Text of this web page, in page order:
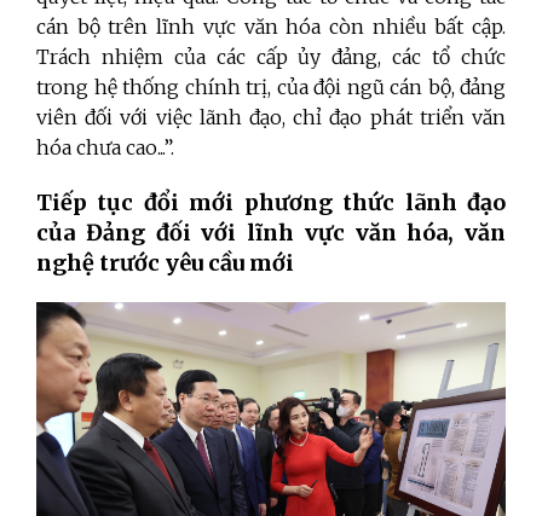
cán bộ trên lĩnh vực văn hóa còn nhiều bất cập.
Trách nhiệm của các cấp ủy đảng, các tổ chức
trong hệ thống chính trị, của đội ngũ cán bộ, đảng
viên đối với việc lãnh đạo, chỉ đạo phát triển văn
hóa chưa cao...”.
Tiếp tục đổi mới phương thức lãnh đạo
của Đảng đối với lĩnh vực văn hóa, văn
nghệ trước yêu cầu mới